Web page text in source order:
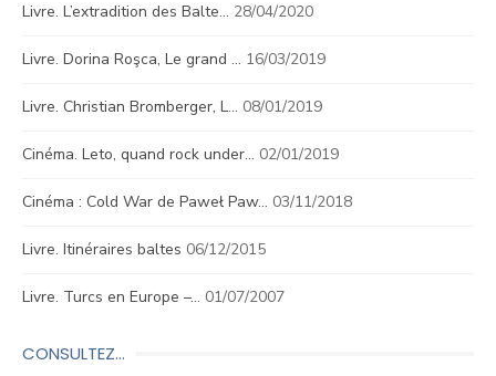
Livre. L’extradition des Balte… 28/04/2020
Livre. Dorina Roşca, Le grand … 16/03/2019
Livre. Christian Bromberger, L… 08/01/2019
Cinéma. Leto, quand rock under… 02/01/2019
Cinéma : Cold War de Paweł Paw… 03/11/2018
Livre. Itinéraires baltes 06/12/2015
Livre. Turcs en Europe –… 01/07/2007
CONSULTEZ…